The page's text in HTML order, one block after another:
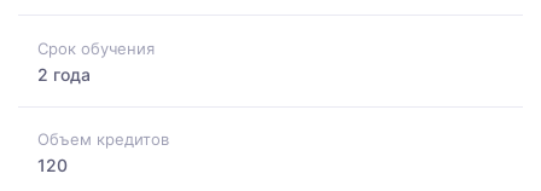
Срок обучения
2 года
Объем кредитов
120